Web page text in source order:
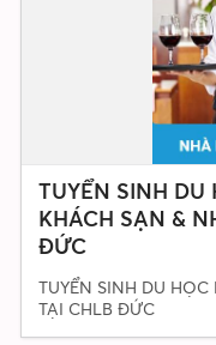
TUYỂN SINH
KHÁCH SẠN &
ĐỨC
TUYỂN SINH DU
TẠI CHLB ĐỨC